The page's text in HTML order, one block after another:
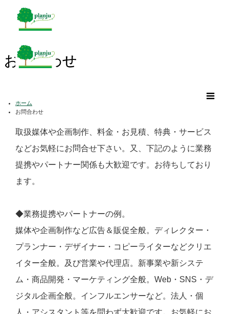
お問合わせ
ホーム
お問合わせ
取扱媒体や企画制作、料金・お見積、特典・サービス
などお気軽にお問合せ下さい。又、下記のように業務
提携やパートナー関係も大歓迎です。お待ちしており
ます。
◆業務提携やパートナーの例。
媒体や企画制作など広告＆販促全般。ディレクター・
プランナー・デザイナー・コピーライターなどクリエ
イター全般。及び営業や代理店。新事業や新システ
ム・商品開発・マーケティング全般。Web・SNS・デ
ジタル企画全般。インフルエンサーなど。法人・個
人・アシスタント等を問わず大歓迎です。お気軽にお